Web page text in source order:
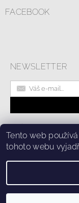
FACEBOOK
NEWSLETTER
|
2026 ©
Tento web
tohoto webu